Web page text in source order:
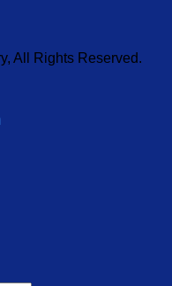
All Rights Reserved.